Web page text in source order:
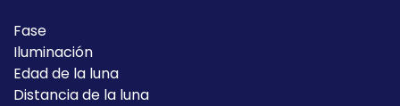
Fase
Iluminación
Edad de la luna
Distancia de la luna